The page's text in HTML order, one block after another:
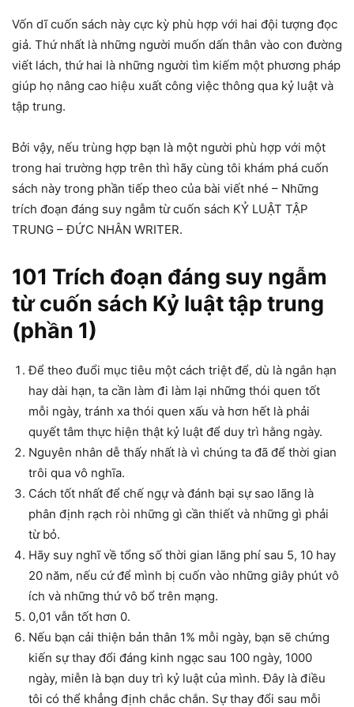
Vốn dĩ cuốn sách này cực kỳ phù hợp với hai đội tượng đọc
giả. Thứ nhất là những người muốn dấn thân vào con đường
viết lách, thứ hai là những người tìm kiếm một phương pháp
giúp họ nâng cao hiệu xuất công việc thông qua kỷ luật và
tập trung.
Bởi vậy, nếu trùng hợp bạn là một người phù hợp với một
trong hai trường hợp trên thì hãy cùng tôi khám phá cuốn
sách này trong phần tiếp theo của bài viết nhé – Những
trích đoạn đáng suy ngẫm từ cuốn sách KỶ LUẬT TẬP
TRUNG – ĐỨC NHÂN WRITER.
101 Trích đoạn đáng suy ngẫm
từ cuốn sách Kỷ luật tập trung
(phần 1)
Để theo đuổi mục tiêu một cách triệt để, dù là ngắn hạn
hay dài hạn, ta cần làm đi làm lại những thói quen tốt
mỗi ngày, tránh xa thói quen xấu và hơn hết là phải
quyết tâm thực hiện thật kỷ luật để duy trì hằng ngày.
Nguyên nhân dễ thấy nhất là vì chúng ta đã để thời gian
trôi qua vô nghĩa.
Cách tốt nhất để chế ngự và đánh bại sự sao lãng là
phân định rạch ròi những gì cần thiết và những gì phải
từ bỏ.
Hãy suy nghĩ về tổng số thời gian lãng phí sau 5, 10 hay
20 năm, nếu cứ để mình bị cuốn vào những giây phút vô
ích và những thứ vô bổ trên mạng.
0,01 vẫn tốt hơn 0.
Nếu bạn cải thiện bản thân 1% mỗi ngày, bạn sẽ chứng
kiến sự thay đổi đáng kinh ngạc sau 100 ngày, 1000
ngày, miễn là bạn duy trì kỷ luật của mình. Đây là điều
tôi có thể khẳng định chắc chắn. Sự thay đổi sau mỗi